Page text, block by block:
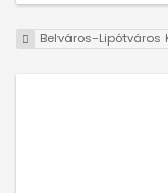
Belváros-